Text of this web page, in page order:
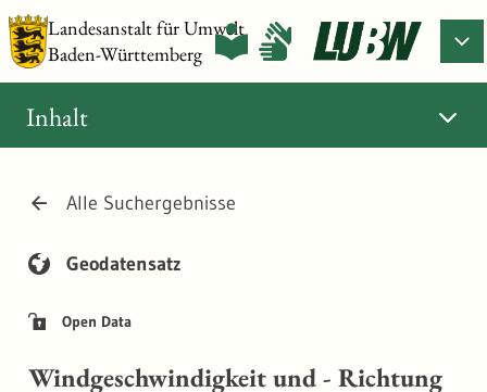
Landesanstalt für Umwelt
Baden-Württemberg
Alle Suchergebnisse
Geodatensatz
Open Data
Windgeschwindigkeit und - Richtung
Inhalt